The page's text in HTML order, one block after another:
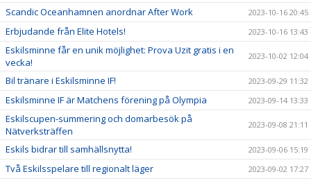
Scandic Oceanhamnen anordnar After Work 2023-10-16 20:45
Erbjudande från Elite Hotels! 2023-10-16 13:43
Eskilsminne får en unik möjlighet: Prova Uzit gratis i en
vecka!
2023-10-02 12:04
Bil tränare i Eskilsminne IF! 2023-09-29 11:32
Eskilsminne IF är Matchens förening på Olympia 2023-09-14 13:33
Eskilscupen-summering och domarbesök på
Nätverksträffen
2023-09-08 21:11
Eskils bidrar till samhällsnytta! 2023-09-06 15:19
Två Eskilsspelare till regionalt läger 2023-09-02 17:27